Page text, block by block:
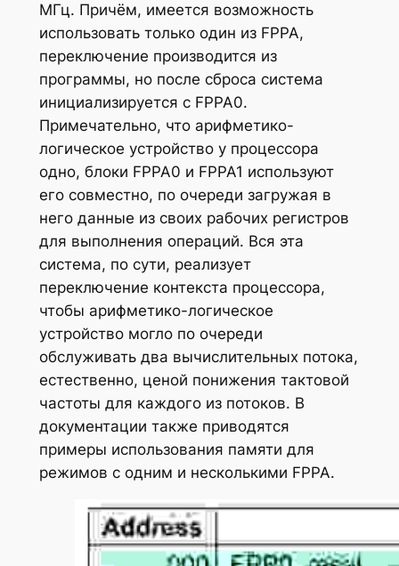
МГц. Причём, имеется возможность
использовать только один из FPPA,
переключение производится из
программы, но после сброса система
инициализируется с FPPA0.
Примечательно, что арифметико-
логическое устройство у процессора
одно, блоки FPPA0 и FPPA1 используют
его совместно, по очереди загружая в
него данные из своих рабочих регистров
для выполнения операций. Вся эта
система, по сути, реализует
переключение контекста процессора,
чтобы арифметико-логическое
устройство могло по очереди
обслуживать два вычислительных потока,
естественно, ценой понижения тактовой
частоты для каждого из потоков. В
документации также приводятся
примеры использования памяти для
режимов с одним и несколькими FPPA.